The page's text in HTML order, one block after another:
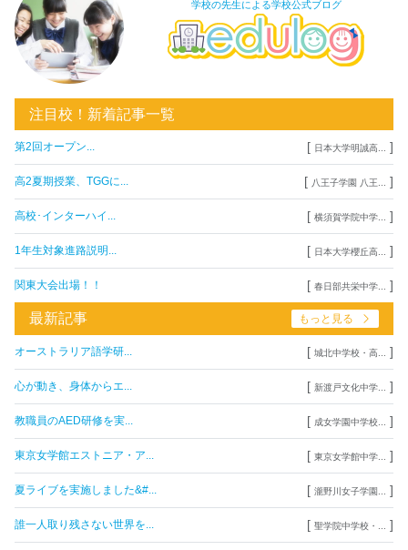
学校の先生による学校公式ブログ
注目校！新着記事一覧
第2回オープン... [ 日本大学明誠高... ]
高2夏期授業、TGGに... [ 八王子学園 八王... ]
高校･インターハイ... [ 横須賀学院中学... ]
1年生対象進路説明... [ 日本大学櫻丘高... ]
関東大会出場！！ [ 春日部共栄中学... ]
最新記事 もっと見る
オーストラリア語学研... [ 城北中学校・高... ]
心が動き、身体からエ... [ 新渡戸文化中学... ]
教職員のAED研修を実... [ 成女学園中学校... ]
東京女学館エストニア・ア... [ 東京女学館中学... ]
夏ライブを実施しました&#... [ 瀧野川女子学園... ]
誰一人取り残さない世界を... [ 聖学院中学校・... ]